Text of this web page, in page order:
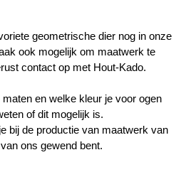
geometrische dier nog in onze
ook mogelijk om maatwerk te
contact op met Hout-Kado.
en welke kleur je voor ogen
of dit mogelijk is.
bij de productie van maatwerk van
ons gewend bent.